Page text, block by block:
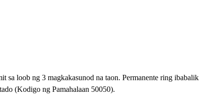
sa loob ng 3 magkakasunod na taon. Permanente ring ibabalik
(Kodigo ng Pamahalaan 50050).